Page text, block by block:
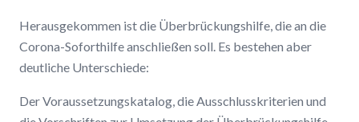
Herausgekommen ist die Überbrückungshilfe, die an die
Corona-Soforthilfe anschließen soll. Es bestehen aber
deutliche Unterschiede:
Der Voraussetzungskatalog, die Ausschlusskriterien und